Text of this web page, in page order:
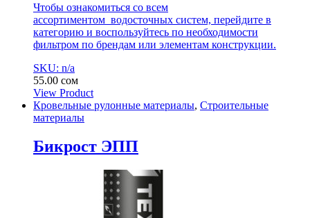
Чтобы ознакомиться со всем
ассортиментом водосточных систем, перейдите в
категорию и воспользуйтесь по необходимости
фильтром по брендам или элементам конструкции.
SKU: n/a
55.00 сом
View Product
Кровельные рулонные материалы, Строительные
материалы
Бикрост ЭПП